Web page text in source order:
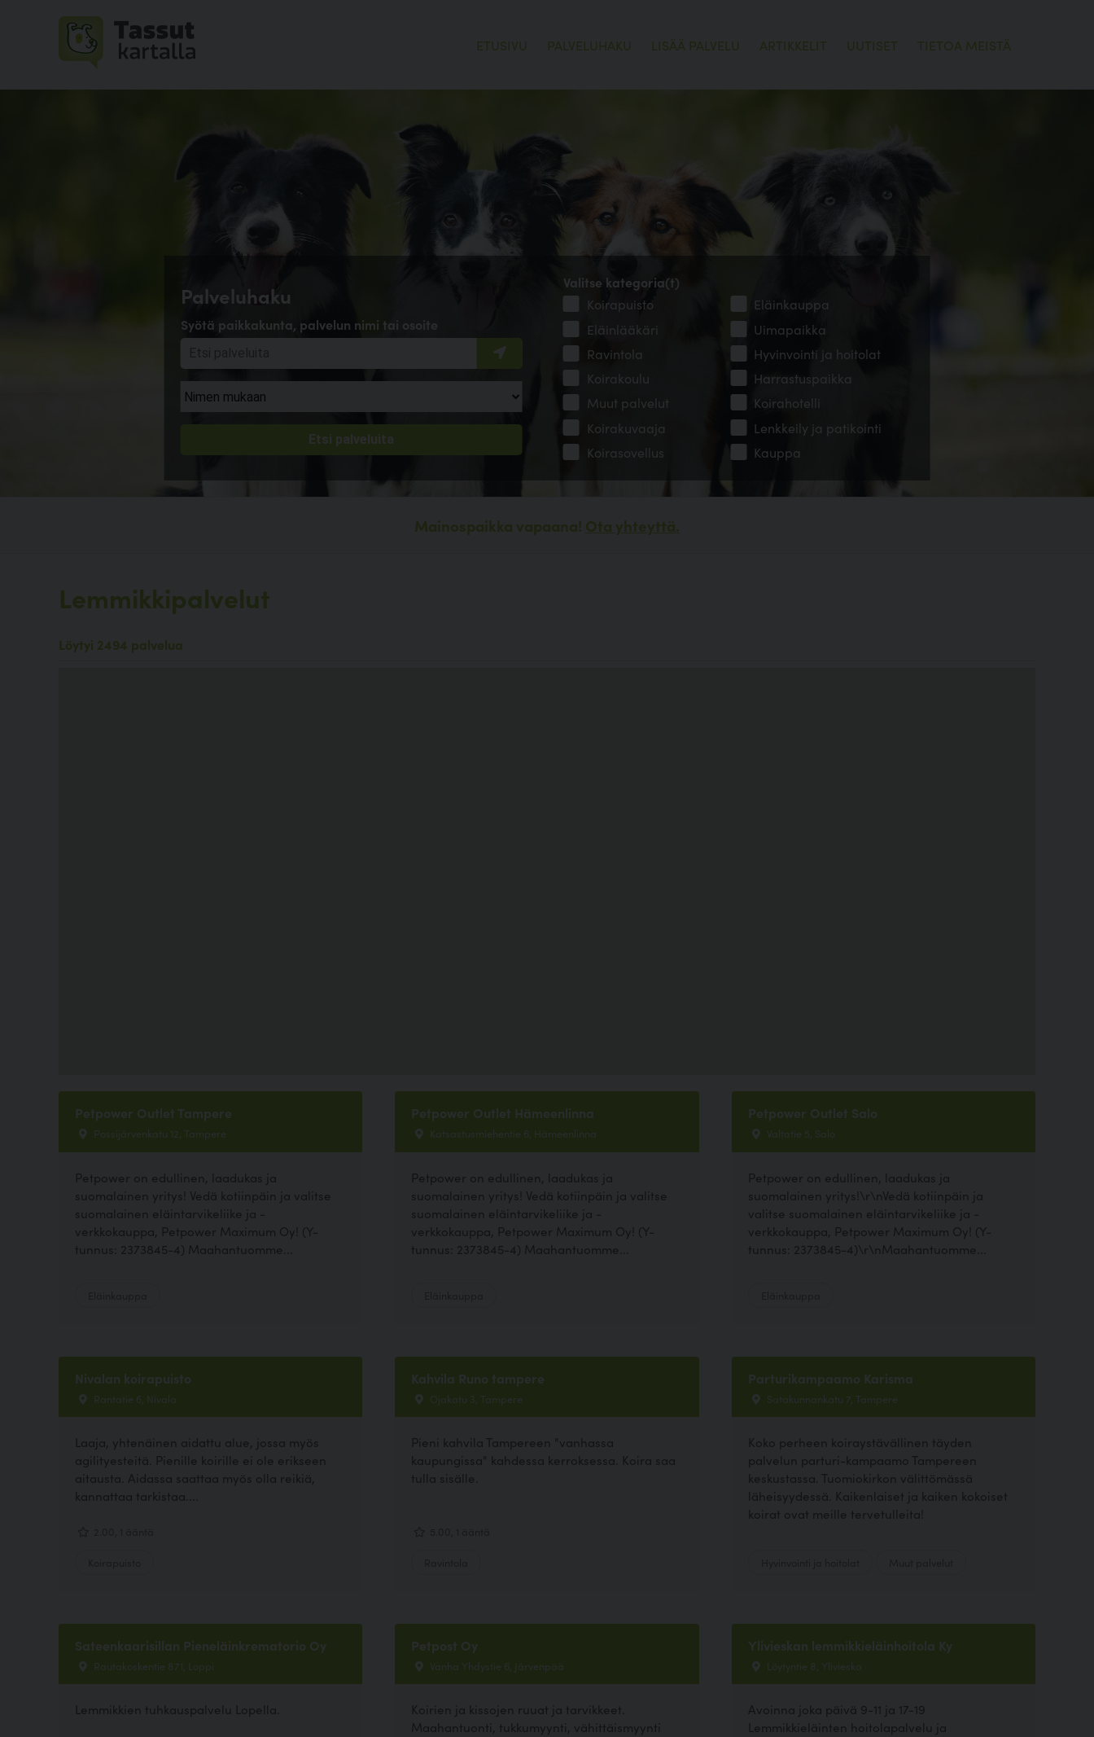
ETUSIVU PALVELUHAKU LISÄÄ PALVELU ARTIKKELIT UUTISET TIETOA MEISTÄ
Palveluhaku
Syötä paikkakunta, palvelun nimi tai osoite
Valitse kategoria(t)
Koirapuisto
Eläinkauppa
Eläinlääkäri
Uimapaikka
Ravintola
Hyvinvointi ja hoitolat
Koirakoulu
Harrastuspaikka
Muut palvelut
Koirahotelli
Koirakuvaaja
Lenkkeily ja patikointi
Koirasovellus
Kauppa
Mainospaikka vapaana! Ota yhteyttä.
Lemmikkipalvelut
Löytyi 2494 palvelua
Petpower Outlet Tampere
Possijärvenkatu 12, Tampere
Petpower on edullinen, laadukas ja
suomalainen yritys! Vedä kotiinpäin ja valitse
suomalainen eläintarvikeliike ja -
verkkokauppa, Petpower Maximum Oy! (Y-
tunnus: 2373845-4) Maahantuomme...
Petpower Outlet Hämeenlinna
Katsastusmiehentie 6, Hämeenlinna
Petpower on edullinen, laadukas ja
suomalainen yritys! Vedä kotiinpäin ja valitse
suomalainen eläintarvikeliike ja -
verkkokauppa, Petpower Maximum Oy! (Y-
tunnus: 2373845-4) Maahantuomme...
Petpower Outlet Salo
Valtatie 5, Salo
Petpower on edullinen, laadukas ja
suomalainen yritys!\r\nVedä kotiinpäin ja
valitse suomalainen eläintarvikeliike ja -
verkkokauppa, Petpower Maximum Oy! (Y-
tunnus: 2373845-4)\r\nMaahantuomme...
Nivalan koirapuisto
Rantatie 6, Nivala
Laaja, yhtenäinen aidattu alue, jossa myös
agilityesteitä. Pienille koirille ei ole erikseen
aitausta. Aidassa saattaa myös olla reikiä,
kannattaa tarkistaa....
Kahvila Runo tampere
Ojakatu 3, Tampere
Pieni kahvila Tampereen "vanhassa
kaupungissa" kahdessa kerroksessa. Koira saa
tulla sisälle.
Parturikampaamo Karisma
Satakunnankatu 7, Tampere
Koko perheen koiraystävällinen täyden
palvelun parturi-kampaamo Tampereen
keskustassa. Tuomiokirkon välittömässä
läheisyydessä. Kaikenlaiset ja kaiken kokoiset
koirat ovat meille tervetulleita!
Sateenkaarisillan Pieneläinkrematorio Oy
Rautakoskentie 871, Loppi
Lemmikkien tuhkauspalvelu Lopella.
Petpost Oy
Vanha Yhdystie 6, Järvenpää
Koirien ja kissojen ruuat ja tarvikkeet.
Maahantuonti, tukkumyynti, vähittäismyynti
Ylivieskan lemmikkieläinhoitola Ky
Löytyntie 8, Ylivieska
Avoinna joka päivä 9-11 ja 17-19
Lemmikkieläinten hoitolapalvelu ja